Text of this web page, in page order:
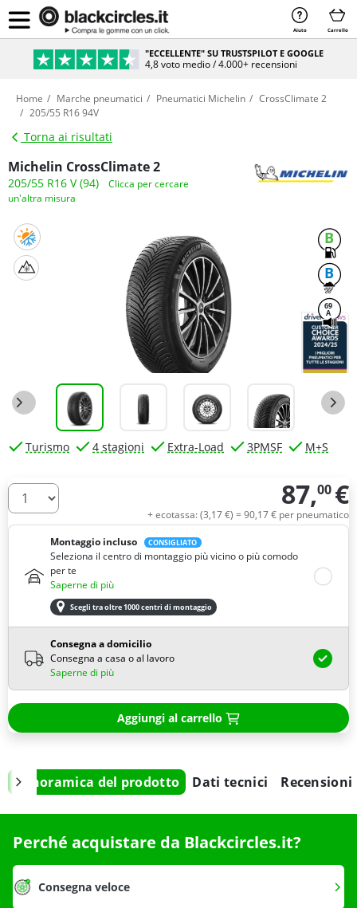
Aiuto Carrello
"ECCELLENTE" SU TRUSTSPILOT E GOOGLE
4,8 voto medio / 4.000+ recensioni
Home Marche pneumatici Pneumatici Michelin
CrossClimate 2
205/55 R16 94V
Torna ai risultati
Michelin CrossClimate 2
205/55 R16 V (94)
Clicca per cercare
un'altra misura
B
B
69
A
Turismo 4 stagioni Extra-Load 3PMSF M+S
Quantità 87,00 €
+ ecotassa: (3,17€) = 90,17€ per pneumatico
Montaggio incluso
CONSIGLIATO
Seleziona il centro di montaggio più vicino o più comodo
per te
Saperne di più
Scegli tra oltre 1000 centri di montaggio
Consegna a domicilio
Consegna a casa o al lavoro
Saperne di più
Aggiungi al carrello
Panoramica del prodotto Dati tecnici Recensioni
Perché acquistare da Blackcircles.it?
Consegna veloce